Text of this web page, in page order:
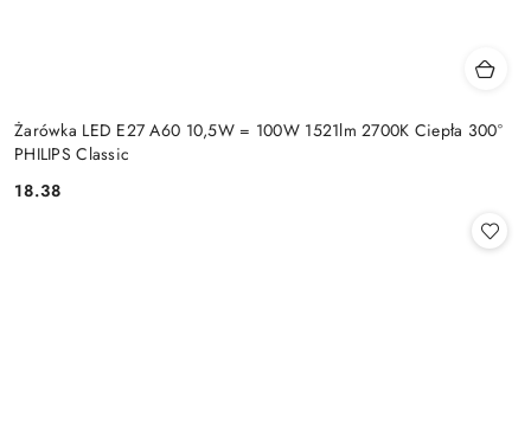
Żarówka LED E27 A60 10,5W = 100W 1521lm 2700K Ciepła 300°
PHILIPS Classic
Cena:
18.38